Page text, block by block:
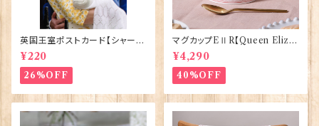
英国王室ポストカード【シャーロ
ット王女2】Pageantry Postca
rd 90183-JEF202
¥220
26%OFF
マグカップEⅡR【Queen Eliza
bethⅡ Commemorative】Vi
ctoria Eggs 50126
¥4,290
40%OFF